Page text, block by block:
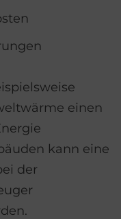
einen
kann eine
der